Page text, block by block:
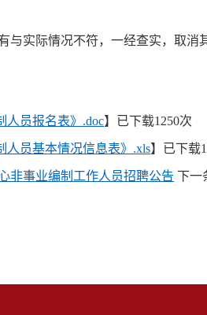
与实际情况不符，一经查实，取消
人员报名表》.doc】已下载1250次
人员基本情况信息表》.xls】已下载
非事业编制工作人员招聘公告 下一